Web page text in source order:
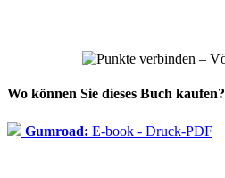
Wo können Sie dieses Buch kaufen?
Gumroad: E-book - Druck-PDF